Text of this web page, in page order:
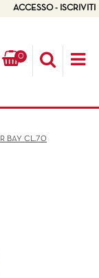
ACCESSO - ISCRIVITI
0
BAY CL.70